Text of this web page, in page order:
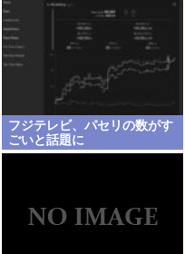
フジテレビ、パセリの数がす
ごいと話題に